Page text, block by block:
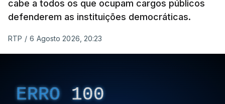
cabe a todos os que ocupam cargos públicos
defenderem as instituições democráticas.
RTP / 6 Agosto 2026, 20:23
ERRO 100